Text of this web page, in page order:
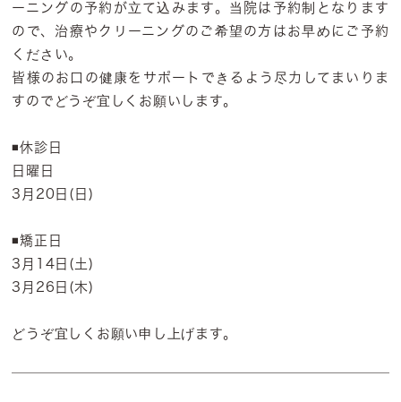
ーニングの予約が立て込みます。当院は予約制となります
ので、治療やクリーニングのご希望の方はお早めにご予約
ください。
皆様のお口の健康をサポートできるよう尽力してまいりま
すのでどうぞ宜しくお願いします。
◾️休診日
日曜日
3月20日(日)
◾️矯正日
3月14日(土)
3月26日(木)
どうぞ宜しくお願い申し上げます。